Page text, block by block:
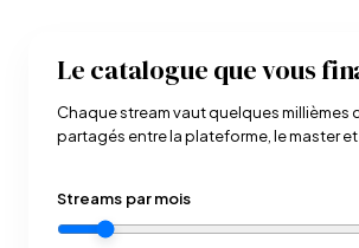
Le catalogue que vous
Chaque stream vaut quelques millièmes
partagés entre la plateforme, le master
Streams par mois